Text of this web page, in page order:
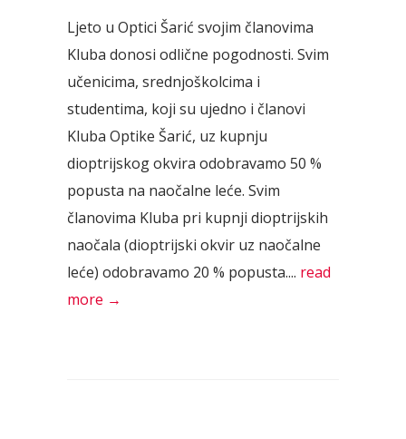
Ljeto u Optici Šarić svojim članovima
Kluba donosi odlične pogodnosti. Svim
učenicima, srednjoškolcima i
studentima, koji su ujedno i članovi
Kluba Optike Šarić, uz kupnju
dioptrijskog okvira odobravamo 50 %
popusta na naočalne leće. Svim
članovima Kluba pri kupnji dioptrijskih
naočala (dioptrijski okvir uz naočalne
leće) odobravamo 20 % popusta.... read
more →